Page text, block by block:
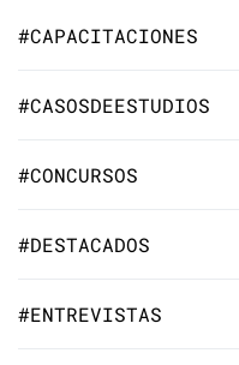
#CAPACITACIONES
#CASOSDEESTUDIOS
#CONCURSOS
#DESTACADOS
#ENTREVISTAS